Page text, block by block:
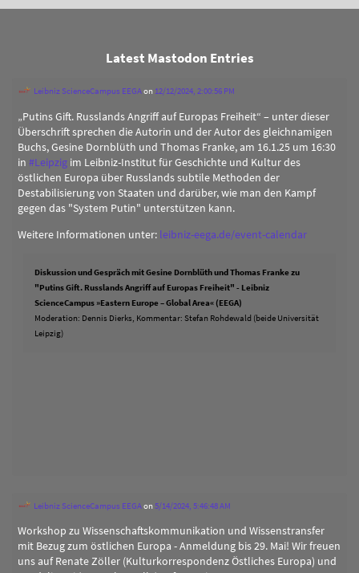
Latest Mastodon Entries
Leibniz ScienceCampus EEGAon 12/12/2024, 2:00:56 PM
„Putins Gift. Russlands Angriff auf Europas Freiheit“ – unter dieser
Überschrift sprechen die Autorin und der Autor des gleichnamigen
Buchs, Gesine Dornblüth und Thomas Franke, am 16.1.25 um 16:30
in #Leipzig im Leibniz-Institut für Geschichte und Kultur des
östlichen Europa über Russlands subtile Methoden der
Destabilisierung von Staaten und darüber, wie man den Kampf
gegen das "System Putin" unterstützen kann.
Weitere Informationen unter: leibniz-eega.de/event-calendar
Diskussion und Gespräch mit Gesine Dornblüth und Thomas Franke zu
"Putins Gift. Russlands Angriff auf Europas Freiheit" - Leibniz
ScienceCampus »Eastern Europe – Global Area« (EEGA)
Moderation: Dennis Dierks, Kommentar: Stefan Rohdewald (beide Universität
Leipzig)
Leibniz ScienceCampus EEGAon5/14/2024, 5:46:48 AM
Workshop zu Wissenschaftskommunikation und Wissenstransfer
mit Bezug zum östlichen Europa - Anmeldung bis 29. Mai! Wir freuen
uns auf Renate Zöller (Kulturkorrespondenz Östliches Europa) und